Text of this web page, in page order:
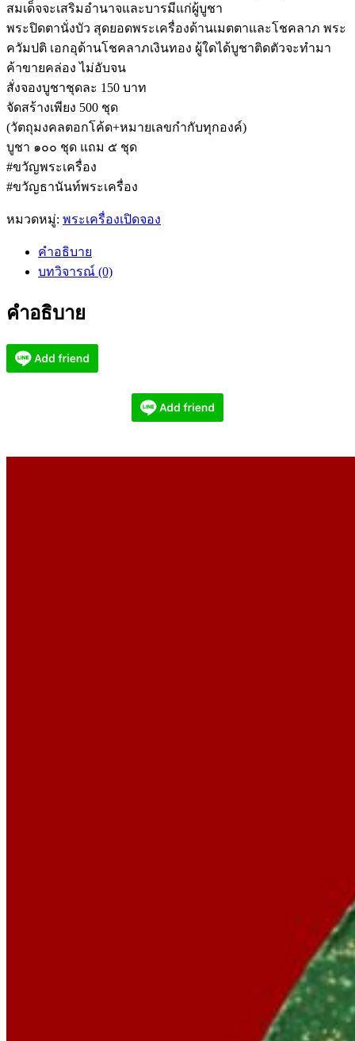
สมเด็จจะเสริมอำนาจและบารมีแก่ผู้บูชา
พระปิดตานั่งบัว สุดยอดพระเครื่องด้านเมตตาและโชคลาภ พระ
ควัมปติ เอกอุด้านโชคลาภเงินทอง ผู้ใดได้บูชาติดตัวจะทำมา
ค้าขายคล่อง ไม่อับจน
สั่งจองบูชาชุดละ 150 บาท
จัดสร้างเพียง 500 ชุด
(วัตถุมงคลตอกโค้ด+หมายเลขกำกับทุกองค์)
บูชา ๑๐๐ ชุด แถม ๕ ชุด
#ขวัญพระเครื่อง
#ขวัญธานันท์พระเครื่อง
หมวดหมู่: พระเครื่องเปิดจอง
คำอธิบาย
บทวิจารณ์ (0)
คำอธิบาย